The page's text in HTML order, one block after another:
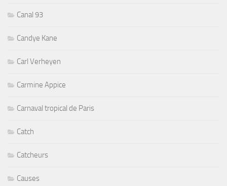
Canal 93
Candye Kane
Carl Verheyen
Carmine Appice
Carnaval tropical de Paris
Catch
Catcheurs
Causes